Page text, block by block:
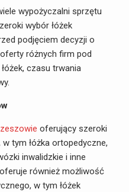
wypożyczalni sprzętu
wybór łóżek
podjęciem decyzji o
różnych firm pod
czasu trwania
oferujący szeroki
tym łóżka ortopedyczne,
inwalidzkie i inne
również możliwość
w tym łóżek